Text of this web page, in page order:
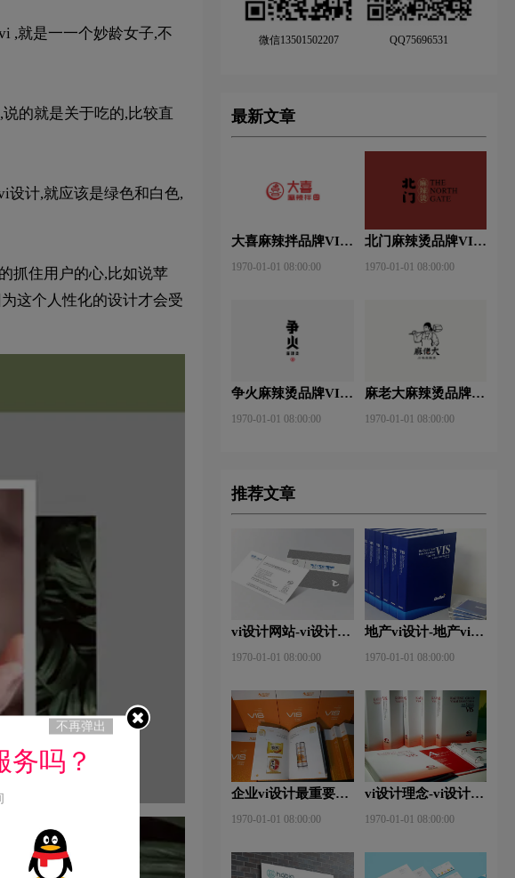
,就是一一个妙龄女子,不
的就是关于吃的,比较直
设计,就应该是绿色和白色,
抓住用户的心,比如说苹
这个人性化的设计才会受
微信13501502207 QQ75696531
最新文章
大喜麻辣拌品牌VI设
1970-01-01 08:00:00
北门麻辣烫品牌VI设
1970-01-01 08:00:00
争火麻辣烫品牌VI设
1970-01-01 08:00:00
麻老大麻辣烫品牌VI
1970-01-01 08:00:00
推荐文章
vi设计网站-vi设计网
1970-01-01 08:00:00
地产vi设计-地产vi设
1970-01-01 08:00:00
企业vi设计最重要三
1970-01-01 08:00:00
vi设计理念-vi设计特
1970-01-01 08:00:00
不再弹出
务吗？